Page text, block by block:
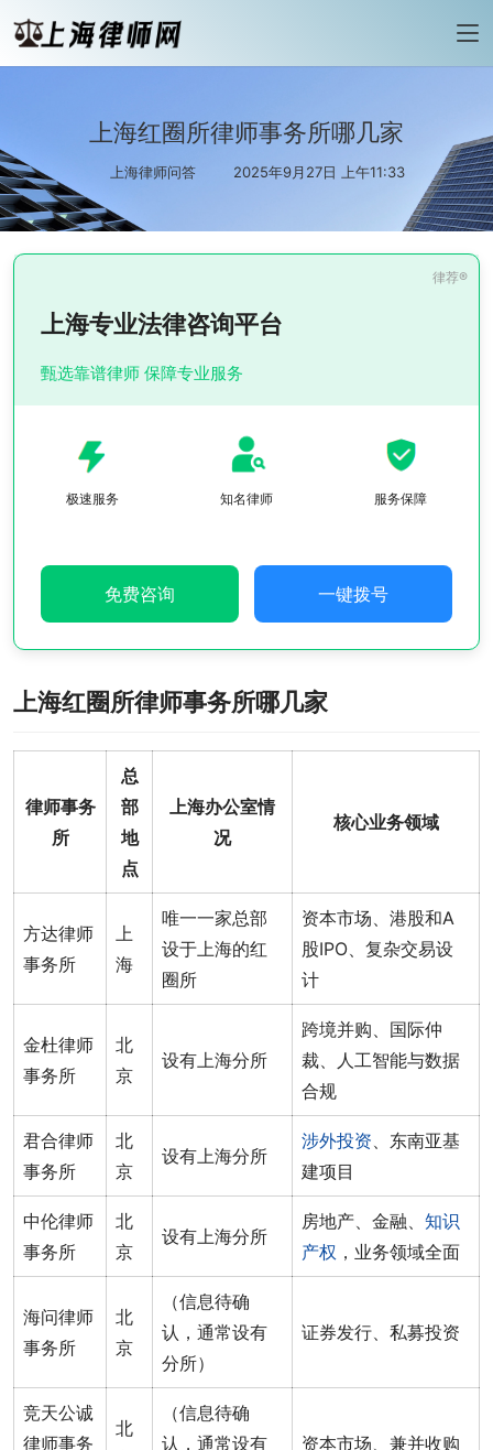
上海红圈所律师事务所哪几家
上海律师问答 2025年9月27日 上午11:33
上海专业法律咨询平台
甄选靠谱律师 保障专业服务
极速服务 知名律师 服务保障
免费咨询 一键拨号
上海红圈所律师事务所哪几家
律师事务
所
总
部
地
点
上海办公室情
况
核心业务领域
方达律师
事务所
上
海
唯一一家总部
设于上海的红
圈所
资本市场、港股和A
股IPO、复杂交易设
计
金杜律师
事务所
北
京
设有上海分所
跨境并购、国际仲
裁、人工智能与数据
合规
君合律师
事务所
北
京
设有上海分所
涉外投资、东南亚基
建项目
中伦律师
事务所
北
京
设有上海分所
房地产、金融、 知识
产权 ，业务领域全面
海问律师
事务所
北
京
（信息待确
认，通常设有
分所）
证券发行、私募投资
竞天公诚
律师事务
北
（信息待确
认，通常设有
资本市场、兼并收购